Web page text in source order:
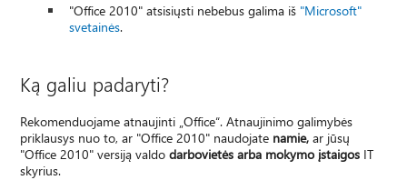
"Office 2010" atsisiųsti nebebus galima iš "Microsoft"
svetainės.
Ką galiu padaryti?
Rekomenduojame atnaujinti „Office“. Atnaujinimo galimybės
priklausys nuo to, ar "Office 2010" naudojate namie, ar jūsų
"Office 2010" versiją valdodarbovietės arba mokymo įstaigos IT
skyrius.